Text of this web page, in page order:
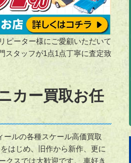
ピーター様にご愛顧いただいて
スタッフが1点1点丁寧に査定致
カー買取お任
ールの各種スケール高価買取
はじめ、旧作から新作、更に
クスでは大歓迎です。 車好き